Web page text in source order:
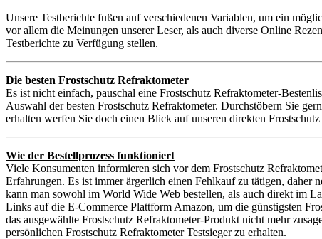
Unsere Testberichte fußen auf verschiedenen Variablen, um ein
vor allem die Meinungen unserer Leser, als auch diverse Online
Testberichte zu Verfügung stellen.
Die besten Frostschutz Refraktometer
Es ist nicht einfach, pauschal eine Frostschutz Refraktometer-
Auswahl der besten Frostschutz Refraktometer. Durchstöbern Sie
erhalten werfen Sie doch einen Blick auf unseren direkten
Wie der Bestellprozess funktioniert
Viele Konsumenten informieren sich vor dem Frostschutz
Erfahrungen. Es ist immer ärgerlich einen Fehlkauf zu tätigen, daher
kann man sowohl im World Wide Web bestellen, als auch direkt im
Links auf die E-Commerce Plattform Amazon, um die günstigsten
das ausgewählte Frostschutz Refraktometer-Produkt nicht mehr
persönlichen Frostschutz Refraktometer Testsieger zu erhalten.